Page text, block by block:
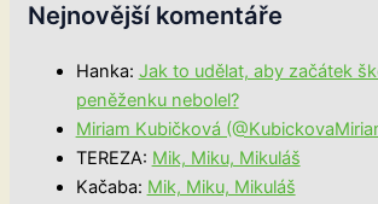
Nejnovější komentáře
Hanka: Jak to udělat, aby začátek
peněženku nebolel?
Miriam Kubičková
TEREZA: Mik, Miku, Mikuláš
Kačaba: Mik, Miku, Mikuláš